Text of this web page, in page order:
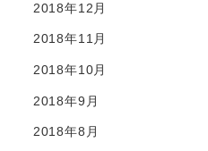
2018年12月
2018年11月
2018年10月
2018年9月
2018年8月